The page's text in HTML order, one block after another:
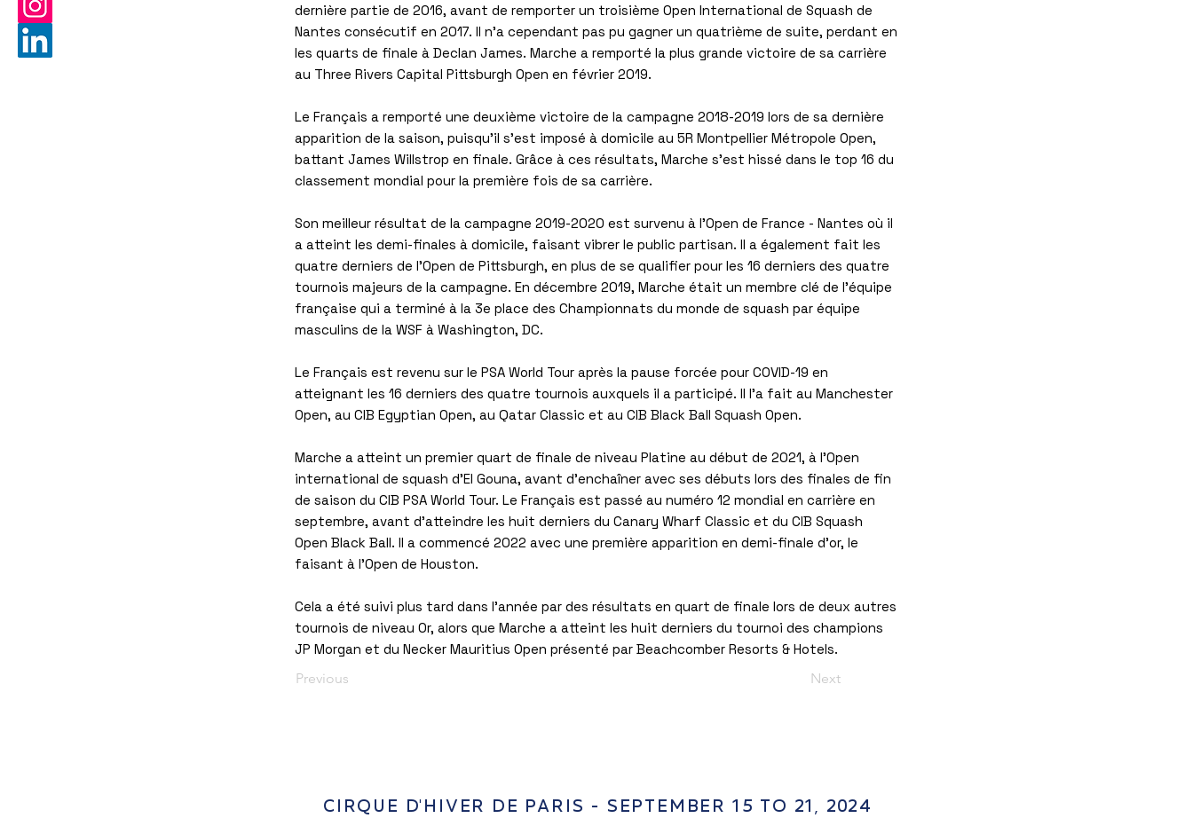
dernière partie de 2016, avant de remporter un troisième Open International de Squash de
Nantes consécutif en 2017. Il n'a cependant pas pu gagner un quatrième de suite, perdant en
les quarts de finale à Declan James. Marche a remporté la plus grande victoire de sa carrière
au Three Rivers Capital Pittsburgh Open en février 2019.
Le Français a remporté une deuxième victoire de la campagne 2018-2019 lors de sa dernière
apparition de la saison, puisqu'il s'est imposé à domicile au 5R Montpellier Métropole Open,
battant James Willstrop en finale. Grâce à ces résultats, Marche s'est hissé dans le top 16 du
classement mondial pour la première fois de sa carrière.
Son meilleur résultat de la campagne 2019-2020 est survenu à l'Open de France - Nantes où il
a atteint les demi-finales à domicile, faisant vibrer le public partisan. Il a également fait les
quatre derniers de l'Open de Pittsburgh, en plus de se qualifier pour les 16 derniers des quatre
tournois majeurs de la campagne. En décembre 2019, Marche était un membre clé de l'équipe
française qui a terminé à la 3e place des Championnats du monde de squash par équipe
masculins de la WSF à Washington, DC.
Le Français est revenu sur le PSA World Tour après la pause forcée pour COVID-19 en
atteignant les 16 derniers des quatre tournois auxquels il a participé. Il l'a fait au Manchester
Open, au CIB Egyptian Open, au Qatar Classic et au CIB Black Ball Squash Open.
Marche a atteint un premier quart de finale de niveau Platine au début de 2021, à l'Open
international de squash d'El Gouna, avant d'enchaîner avec ses débuts lors des finales de fin
de saison du CIB PSA World Tour. Le Français est passé au numéro 12 mondial en carrière en
septembre, avant d'atteindre les huit derniers du Canary Wharf Classic et du CIB Squash
Open Black Ball. Il a commencé 2022 avec une première apparition en demi-finale d'or, le
faisant à l'Open de Houston.
Cela a été suivi plus tard dans l'année par des résultats en quart de finale lors de deux autres
tournois de niveau Or, alors que Marche a atteint les huit derniers du tournoi des champions
JP Morgan et du Necker Mauritius Open présenté par Beachcomber Resorts & Hotels.
Previous
Next
CIRQUE D'HIVER DE PARIS - SEPTEMBER 15 TO 21, 2024